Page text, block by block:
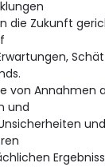
die Zukunft
von Annahmen
und